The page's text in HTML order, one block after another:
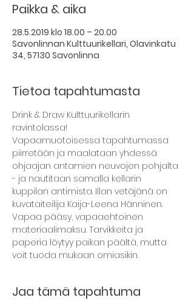
Paikka & aika
28.5.2019 klo 18.00 – 20.00
Savonlinnan Kulttuurikellari, Olavinkatu
34, 57130 Savonlinna
Tietoa tapahtumasta
Drink & Draw Kulttuurikellarin
ravintolassa!
Vapaamuotoisessa tapahtumassa
piirretään ja maalataan yhdessä
ohjaajan antamien neuvojen pohjalta
- ja nautitaan samalla kellarin
kuppilan antimista. Illan vetäjänä on
kuvataiteilija Kaija-Leena Hänninen.
Vapaa pääsy, vapaaehtoinen
materiaalimaksu. Tarvikkeita ja
paperia löytyy paikan päältä, mutta
voit tuoda mukaan omiasikin.
Jaa tämä tapahtuma